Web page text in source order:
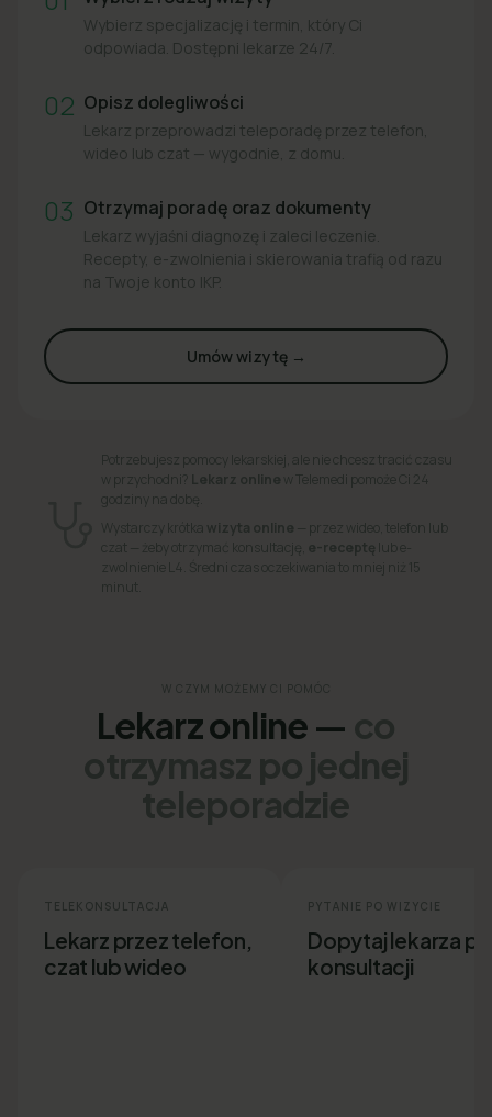
Wybierz specjalizację i termin, który Ci
odpowiada. Dostępni lekarze 24/7.
02 Opisz dolegliwości
Lekarz przeprowadzi teleporadę przez telefon,
wideo lub czat — wygodnie, z domu.
03 Otrzymaj poradę oraz dokumenty
Lekarz wyjaśni diagnozę i zaleci leczenie.
Recepty, e-zwolnienia i skierowania trafią od razu
na Twoje konto IKP.
Umów wizytę →
Potrzebujesz pomocy lekarskiej, ale nie chcesz tracić czasu
w przychodni? Lekarz online w Telemedi pomoże Ci 24
godziny na dobę.
Wystarczy krótka wizyta online — przez wideo, telefon lub
czat — żeby otrzymać konsultację, e-receptę lub e-
zwolnienie L4. Średni czas oczekiwania to mniej niż 15
minut.
W CZYM MOŻEMY CI POMÓC
Lekarz online — co
otrzymasz po jednej
teleporadzie
TELEKONSULTACJA
Lekarz przez telefon,
czat lub wideo
PYTANIE PO WIZYCIE
Dopytaj lekarza po
konsultacji